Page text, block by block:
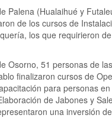
Palena (Hualaihué y
de los cursos de
los que requirieron
Osorno, 51 personas de
finalizaron cursos de
para personas
de Jabones y
una inversión